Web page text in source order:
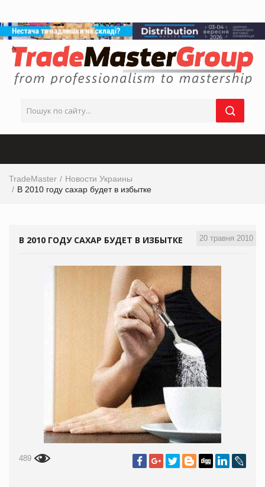
TradeMaster
Новости Украины
В 2010 году сахар будет в избытке
20 травня 2010
В 2010 ГОДУ САХАР БУДЕТ В ИЗБЫТКЕ
489